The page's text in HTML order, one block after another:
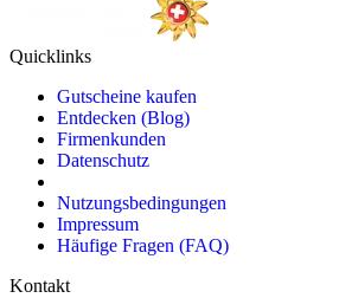
Quicklinks
Gutscheine kaufen
Entdecken (Blog)
Firmenkunden
Datenschutz
Nutzungsbedingungen
Impressum
Häufige Fragen (FAQ)
Kontakt